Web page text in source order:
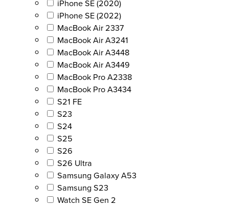
iPhone SE (2020)
iPhone SE (2022)
MacBook Air 2337
MacBook Air A3241
MacBook Air A3448
MacBook Air A3449
MacBook Pro A2338
MacBook Pro A3434
S21 FE
S23
S24
S25
S26
S26 Ultra
Samsung Galaxy A53
Samsung S23
Watch SE Gen 2